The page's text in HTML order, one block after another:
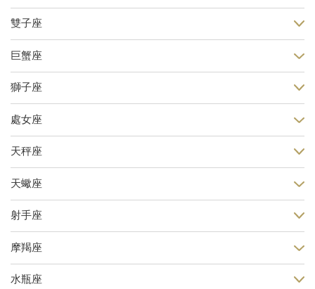
雙子座
巨蟹座
獅子座
處女座
天秤座
天蠍座
射手座
摩羯座
水瓶座